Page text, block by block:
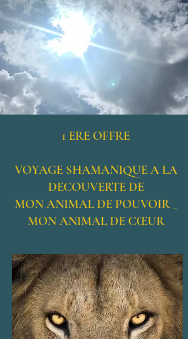
1 ERE OFFRE
VOYAGE SHAMANIQUE A LA
DECOUVERTE DE
MON ANIMAL DE POUVOIR _
MON ANIMAL DE CŒUR